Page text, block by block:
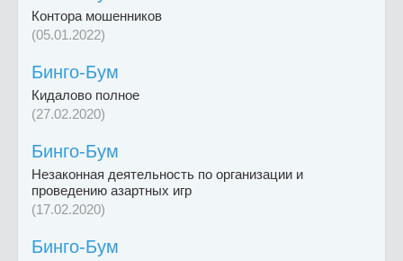
Контора мошенников
(05.01.2022)
Бинго-Бум
Кидалово полное
(27.02.2020)
Бинго-Бум
Незаконная деятельность по организации и
проведению азартных игр
(17.02.2020)
Бинго-Бум